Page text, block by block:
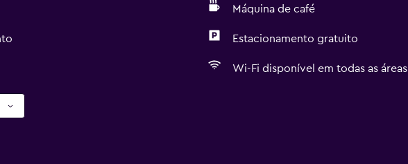
Máquina de café
Estacionamento gratuito
Wi-Fi disponível em todas as áreas